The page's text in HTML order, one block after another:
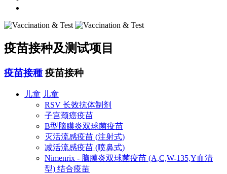
疫苗接种及测试项目
疫苗接種 疫苗接种
儿童 儿童
RSV 长效抗体制剂
子宫颈癌疫苗
B型脑膜炎双球菌疫苗
灭活流感疫苗 (注射式)
减活流感疫苗 (喷鼻式)
Nimenrix - 脑膜炎双球菌疫苗 (A,C,W-135,Y血清
型) 结合疫苗